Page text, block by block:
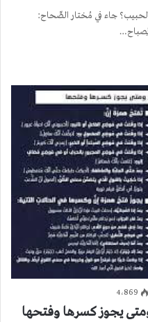
جاء في مُختار الصِّحاح:
4٬869
يجوز كسرها وفتحها